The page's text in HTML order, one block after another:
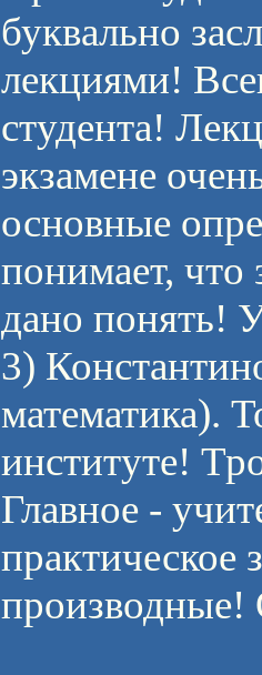
буквально
лекциями!
студента!
экзамене
основные
понимает,
дано понять!
3)
математика).
институте!
Главное -
практическое